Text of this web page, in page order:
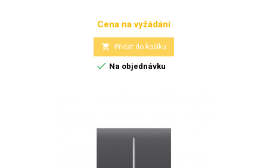
Cena
Cena na vyžádání
 Přidat do košíku
 Na objednávku